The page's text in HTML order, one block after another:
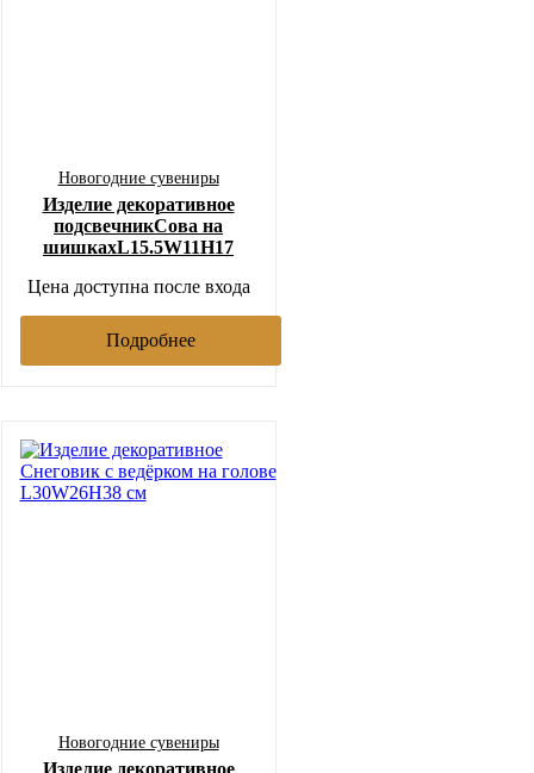
Новогодние сувениры
Изделие декоративное
подсвечникСова на
шишкахL15.5W11H17
Цена доступна после входа
Подробнее
Новогодние сувениры
Изделие декоративное